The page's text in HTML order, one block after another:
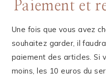
Paiement et
Une fois que vous avez
souhaitez garder, il
paiement des articles. Si
moins, les 10 euros du